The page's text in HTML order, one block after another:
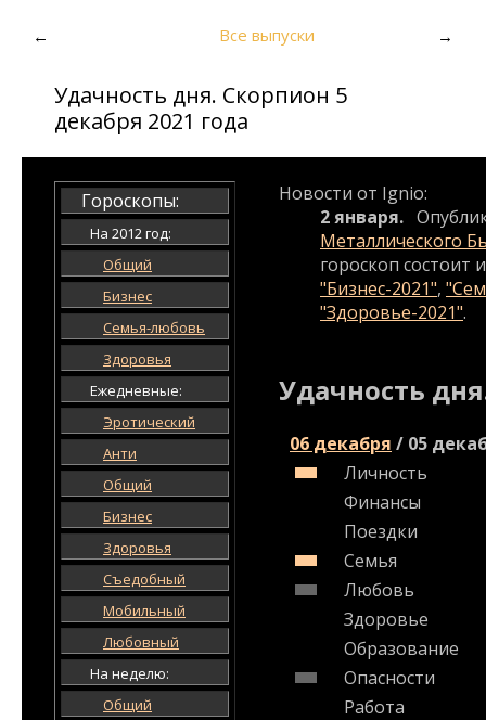
← Все выпуски →
Удачность дня. Скорпион 5
декабря 2021 года
Гороскопы:
На 2012 год:
Общий
Бизнес
Семья-любовь
Здоровья
Ежедневные:
Эротический
Анти
Общий
Бизнес
Здоровья
Съедобный
Мобильный
Любовный
На неделю:
Общий
Новости от Ignio:
2 января.
Металлического
гороскоп состоит
"Бизнес-2021",
"Здоровье-2021".
Удачность
06 декабря / 05
Личность
Финансы
Поездки
Семья
Любовь
Здоровье
Образование
Опасности
Работа